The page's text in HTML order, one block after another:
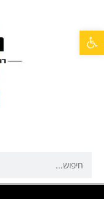
פתח סרגל נגישות